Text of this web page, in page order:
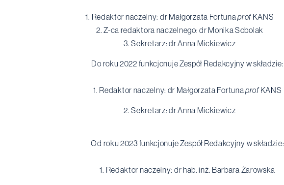
1. Redaktor naczelny: dr Małgorzata FortunaprofKANS
2. Z-ca redaktora naczelnego: dr Monika Sobolak
3. Sekretarz: dr Anna Mickiewicz
Do roku 2022 funkcjonuje Zespół Redakcyjny w składzie:
1. Redaktor naczelny: dr Małgorzata FortunaprofKANS
2. Sekretarz: dr Anna Mickiewicz
Od roku 2023 funkcjonuje Zespół Redakcyjny w składzie:
1. Redaktor naczelny: dr hab. inż. Barbara Żarowska